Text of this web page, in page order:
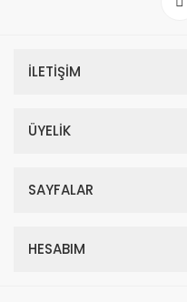
İLETİŞİM
ÜYELİK
SAYFALAR
HESABIM